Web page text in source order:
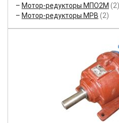
Мотор-редукторы МПО2М (2)
Мотор-редукторы МРВ (2)